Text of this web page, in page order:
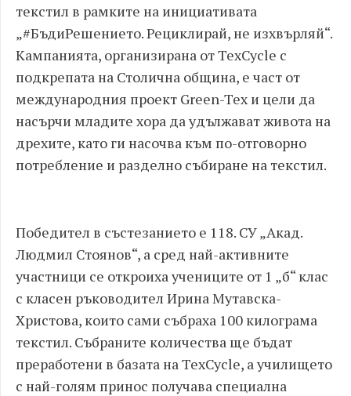
текстил в рамките на инициативата
„#БъдиРешението. Рециклирай, не изхвърляй“.
Кампанията, организирана от TexCycle с
подкрепата на Столична община, е част от
международния проект Green-Tex и цели да
насърчи младите хора да удължават живота на
дрехите, като ги насочва към по-отговорно
потребление и разделно събиране на текстил.
Победител в състезанието е 118. СУ „Акад.
Людмил Стоянов“, а сред най-активните
участници се откроиха учениците от 1 „б“ клас
с класен ръководител Ирина Мутавска-
Христова, които сами събраха 100 килограма
текстил. Събраните количества ще бъдат
преработени в базата на TexCycle, а училището
с най-голям принос получава специална